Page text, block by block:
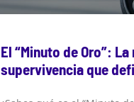
El “Minuto de Oro”:
supervivencia que